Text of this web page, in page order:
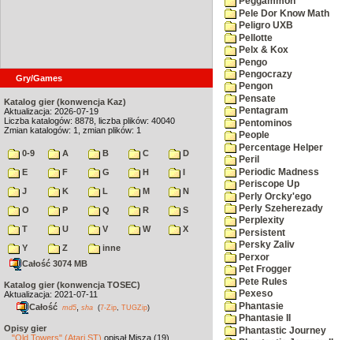
Gry/Games
Katalog gier (konwencja Kaz)
Aktualizacja: 2026-07-19
Liczba katalogów: 8878, liczba plików: 40040
Zmian katalogów: 1, zmian plików: 1
0-9 A B C
D
E
F G H
I
J
K L M
N
O
P Q R
S
T
U V W
X
Y
Z
inne
Całość 3074 MB
Katalog gier (konwencja TOSEC)
Aktualizacja: 2021-07-11
Całość md5 sha (7-Zip TUGZip)
Opisy gier
"Old Towers" (Atari ST) opisał Misza (19)
Pele Dor Know Math
Peligro UXB
Pellotte
Pelx & Kox
Pengo
Pengocrazy
Pengon
Pensate
Pentagram
Pentominos
People
Percentage Helper
Peril
Periodic Madness
Periscope Up
Perly Orcky'ego
Perly Szeherezady
Perplexity
Persistent
Persky Zaliv
Perxor
Pet Frogger
Pete Rules
Pexeso
Phantasie
Phantasie II
Phantastic Journey